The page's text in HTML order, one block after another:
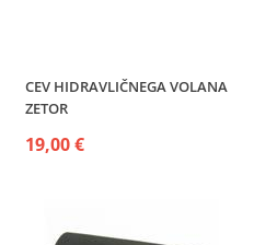
CEV HIDRAVLIČNEGA VOLANA
ZETOR
19,00 €